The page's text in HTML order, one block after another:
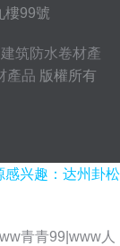
樓99號
建筑防水卷材產
產品 版權所有
感兴趣：达州卦松
青青99|www人